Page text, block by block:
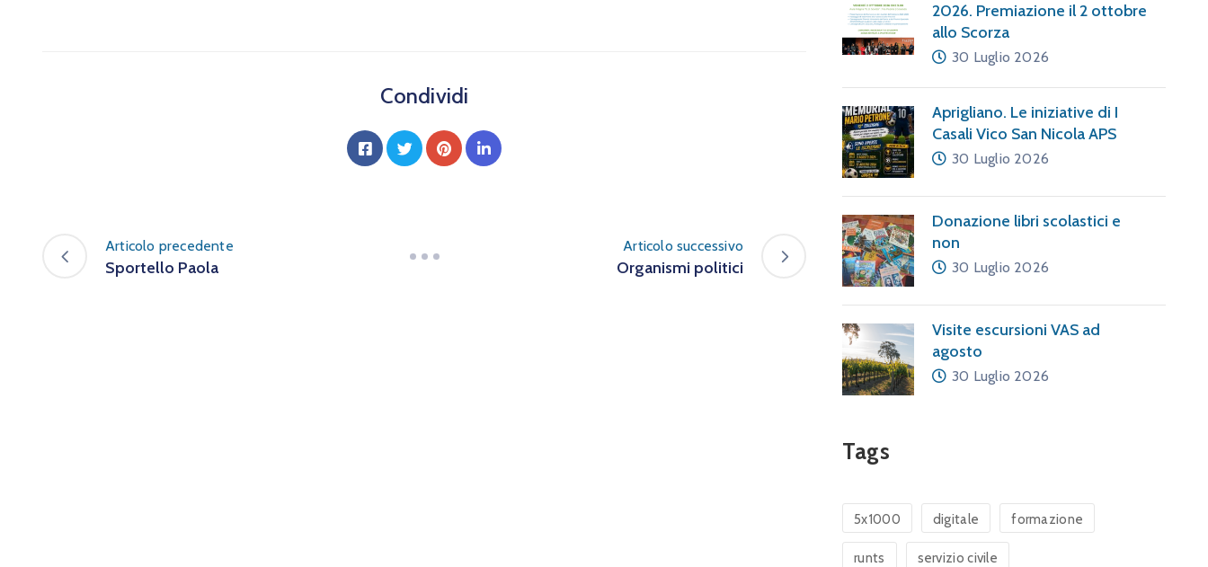
Condividi
Articolo precedente
Sportello Paola
Articolo successivo
Organismi politici
2026. Premiazione il 2 ottobre
allo Scorza
30 Luglio 2026
Aprigliano. Le iniziative di I
Casali Vico San Nicola APS
30 Luglio 2026
Donazione libri scolastici e
non
30 Luglio 2026
Visite escursioni VAS ad
agosto
30 Luglio 2026
Tags
5x1000 digitale formazione
runts servizio civile